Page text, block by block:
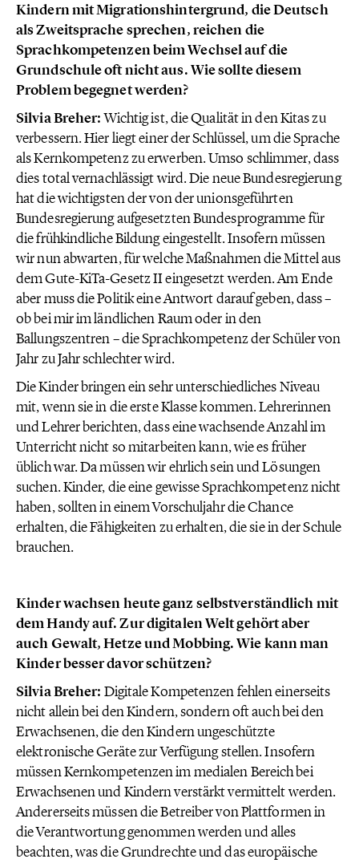
Kindern mit Migrationshintergrund, die Deutsch
als Zweitsprache sprechen, reichen die
Sprachkompetenzen beim Wechsel auf die
Grundschule oft nicht aus. Wie sollte diesem
Problem begegnet werden?
Silvia Breher:Wichtig ist, die Qualität in den Kitas zu
verbessern. Hier liegt einer der Schlüssel, um die Sprache
als Kernkompetenz zu erwerben. Umso schlimmer, dass
dies total vernachlässigt wird. Die neue Bundesregierung
hat die wichtigsten der von der unionsgeführten
Bundesregierung aufgesetzten Bundesprogramme für
die frühkindliche Bildung eingestellt. Insofern müssen
wir nun abwarten, für welche Maßnahmen die Mittel aus
dem Gute-KiTa-Gesetz II eingesetzt werden. Am Ende
aber muss die Politik eine Antwort darauf geben, dass –
ob bei mir im ländlichen Raum oder in den
Ballungszentren – die Sprachkompetenz der Schüler von
Jahr zu Jahr schlechter wird.
Die Kinder bringen ein sehr unterschiedliches Niveau
mit, wenn sie in die erste Klasse kommen. Lehrerinnen
und Lehrer berichten, dass eine wachsende Anzahl im
Unterricht nicht so mitarbeiten kann, wie es früher
üblich war. Da müssen wir ehrlich sein und Lösungen
suchen. Kinder, die eine gewisse Sprachkompetenz nicht
haben, sollten in einem Vorschuljahr die Chance
erhalten, die Fähigkeiten zu erhalten, die sie in der Schule
brauchen.
Kinder wachsen heute ganz selbstverständlich mit
dem Handy auf. Zur digitalen Welt gehört aber
auch Gewalt, Hetze und Mobbing. Wie kann man
Kinder besser davor schützen?
Silvia Breher: Digitale Kompetenzen fehlen einerseits
nicht allein bei den Kindern, sondern oft auch bei den
Erwachsenen, die den Kindern ungeschützte
elektronische Geräte zur Verfügung stellen. Insofern
müssen Kernkompetenzen im medialen Bereich bei
Erwachsenen und Kindern verstärkt vermittelt werden.
Andererseits müssen die Betreiber von Plattformen in
die Verantwortung genommen werden und alles
beachten, was die Grundrechte und das europäische